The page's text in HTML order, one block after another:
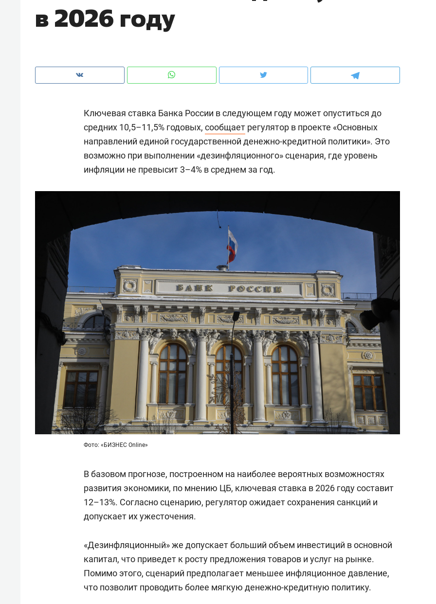
в 2026 году
Ключевая ставка Банка России в следующем году может опуститься до
средних 10,5–11,5% годовых, сообщает регулятор в проекте «Основных
направлений единой государственной денежно-кредитной политики». Это
возможно при выполнении «дезинфляционного» сценария, где уровень
инфляции не превысит 3–4% в среднем за год.
Фото: «БИЗНЕС Online»
В базовом прогнозе, построенном на наиболее вероятных возможностях
развития экономики, по мнению ЦБ, ключевая ставка в 2026 году составит
12–13%. Согласно сценарию, регулятор ожидает сохранения санкций и
допускает их ужесточения.
«Дезинфляционный» же допускает больший объем инвестиций в основной
капитал, что приведет к росту предложения товаров и услуг на рынке.
Помимо этого, сценарий предполагает меньшее инфляционное давление,
что позволит проводить более мягкую денежно-кредитную политику.
рынки, почему надо знать аксакалов и
чем интересен Оман?
Оставить шум за волной: как
Рекомендуем
Психотерапевт «Фороса»:
когда человек не считает
свою сверхнагрузку
стрессом»
Дизайнер-прораб
для меня это